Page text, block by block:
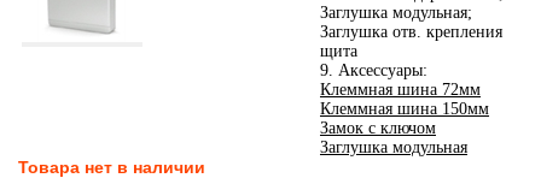
Заглушка модульная;
Заглушка отв. крепления
щита
9. Аксессуары:
Клеммная шина 72мм
Клеммная шина 150мм
Замок с ключом
Заглушка модульная
Товара нет в наличии